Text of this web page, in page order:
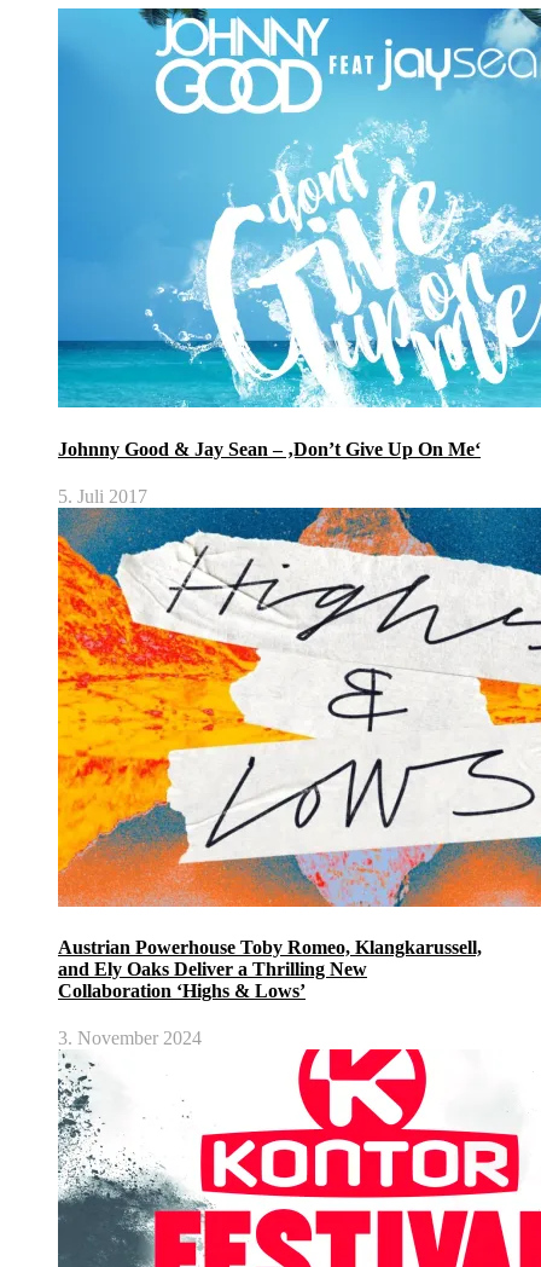
Johnny Good & Jay Sean – ‚Don’t Give Up On Me‘
5. Juli 2017
Austrian Powerhouse Toby Romeo, Klangkarussell,
and Ely Oaks Deliver a Thrilling New
Collaboration ‘Highs & Lows’
3. November 2024